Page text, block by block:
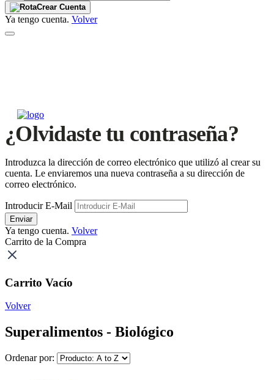
Crear Cuenta
Ya tengo cuenta. Volver
¿Olvidaste tu contraseña?
Introduzca la dirección de correo electrónico que utilizó al crear su
cuenta. Le enviaremos una nueva contraseña a su dirección de
correo electrónico.
Introducir E-Mail
Enviar
Ya tengo cuenta. Volver
Carrito de la Compra
Carrito Vacío
Volver
Superalimentos - Biológico
Ordenar por: